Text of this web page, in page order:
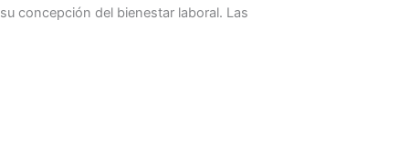
su concepción del bienestar laboral. Las